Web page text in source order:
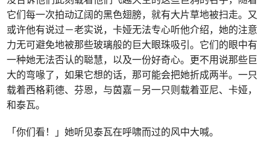
它们每一次拍动辽阔的黑色翅膀，就有大片草地被扫走。又
或许他有说过－老实说，卡娅无法专心听他介绍，她的注意
力无可避免地被那些玻璃般的巨大眼珠吸引。它们的眼中有
一种她无法否认的聪慧，以及一份好奇心。更不用说那些巨
大的弯喙了，如果它想的话，那可能会把她折成两半。一只
载着西格莉德、芬恩，与茵嘉－另一只则载着亚尼、卡娅，
和泰瓦。
「你们看！」她听见泰瓦在呼啸而过的风中大喊。